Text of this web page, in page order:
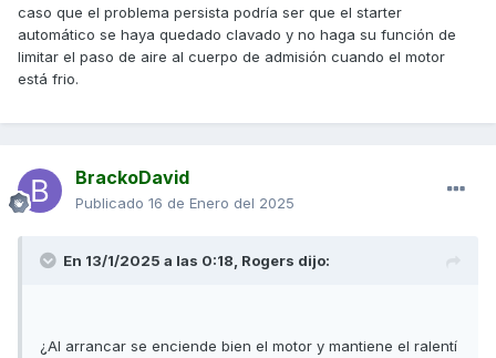
caso que el problema persista podría ser que el starter
automático se haya quedado clavado y no haga su función de
limitar el paso de aire al cuerpo de admisión cuando el motor
está frio.
BrackoDavid
Publicado 16 de Enero del 2025
En 13/1/2025 a las 0:18, Rogers dijo:
¿Al arrancar se enciende bien el motor y mantiene el ralentí